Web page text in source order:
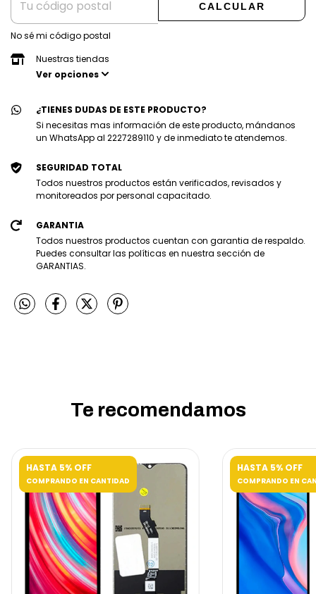
CALCULAR
No sé mi código postal
Nuestras tiendas
Ver opciones
¿TIENES DUDAS DE ESTE PRODUCTO?
Si necesitas mas información de este producto, mándanos
un WhatsApp al 2227289110 y de inmediato te atendemos.
SEGURIDAD TOTAL
Todos nuestros productos están verificados, revisados y
monitoreados por personal capacitado.
GARANTIA
Todos nuestros productos cuentan con garantia de respaldo.
Puedes consultar las políticas en nuestra sección de
GARANTIAS.
Te recomendamos
HASTA 5% OFF
COMPRANDO EN CANTIDAD
HASTA 5% OFF
COMPRANDO EN